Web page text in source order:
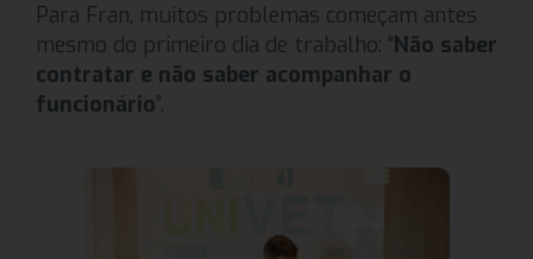
Para Fran, muitos problemas começam antes
mesmo do primeiro dia de trabalho: “Não saber
contratar e não saber acompanhar o
funcionário”.